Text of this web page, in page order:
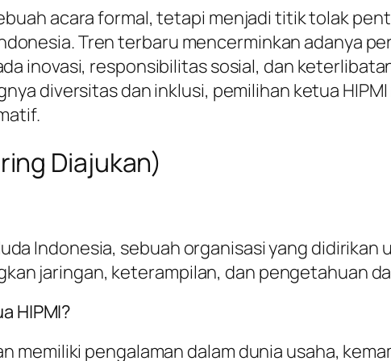
acara formal, tetapi menjadi titik tolak
Tren terbaru mencerminkan adanya
inovasi, responsibilitas sosial, dan
diversitas dan inklusi, pemilihan ketua
Diajukan)
Indonesia, sebuah organisasi yang
jaringan, keterampilan, dan pengetahuan
HIPMI?
memiliki pengalaman dalam dunia usaha,